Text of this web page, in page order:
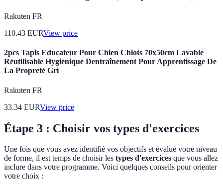
Rakuten FR
110.43 EURView price
2pcs Tapis Educateur Pour Chien Chiots 70x50cm Lavable
Réutilisable Hygiénique Dentraînement Pour Apprentissage De
La Propreté Gri
Rakuten FR
33.34 EURView price
Étape 3 : Choisir vos types d'exercices
Une fois que vous avez identifié vos objectifs et évalué votre niveau
de forme, il est temps de choisir les types d'exercices que vous allez
inclure dans votre programme. Voici quelques conseils pour orienter
votre choix :